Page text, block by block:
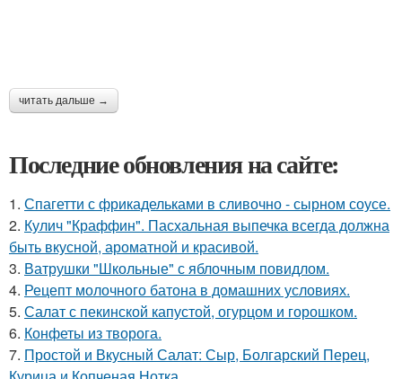
читать дальше →
Последние обновления на сайте:
1. Спагетти с фрикадельками в сливочно - сырном соусе.
2. Кулич "Краффин". Пасхальная выпечка всегда должна
быть вкусной, ароматной и красивой.
3. Ватрушки "Школьные" с яблочным повидлом.
4. Рецепт молочного батона в домашних условиях.
5. Салат с пекинской капустой, огурцом и горошком.
6. Конфеты из творога.
7. Простой и Вкусный Салат: Сыр, Болгарский Перец,